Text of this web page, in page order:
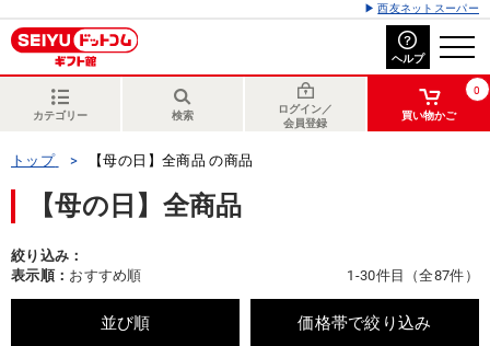
西友ネットスーパー
ヘルプ
カテゴリー 検索
ログイン／
会員登録
0
買い物かご
トップ 【母の日】全商品 の商品
【母の日】全商品
絞り込み：
表示順： おすすめ順 1-30件目（全87件）
並び順 価格帯で絞り込み